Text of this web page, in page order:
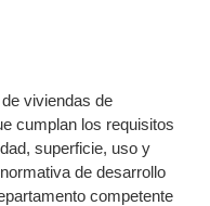
viviendas de
cumplan los requisitos
superficie, uso y
de desarrollo
competente